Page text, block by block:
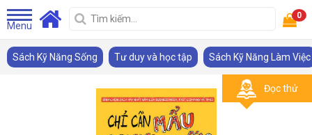
Menu
0
Sách Kỹ Năng Sống Tư duy và học tập Sách Kỹ Năng Làm Việc
Đọc thử